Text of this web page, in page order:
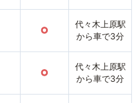
○
代々木上原駅
から車で3分
○
代々木上原駅
から車で3分